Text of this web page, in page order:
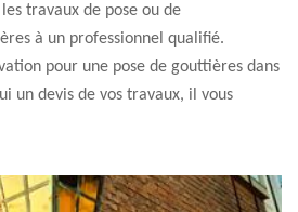
travaux de pose ou de
à un professionnel qualifié.
pour une pose de gouttières dans
un devis de vos travaux, il vous